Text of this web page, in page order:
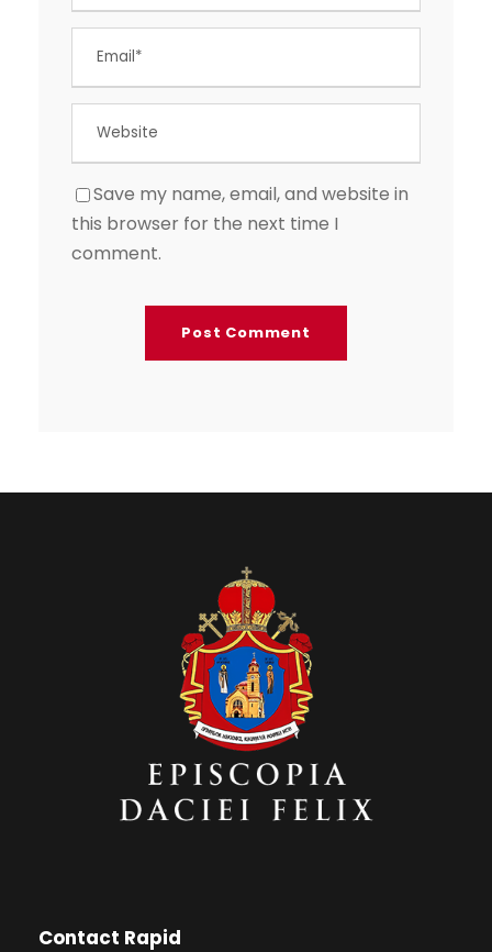
Save my name, email, and website in
this browser for the next time I
comment.
Contact Rapid